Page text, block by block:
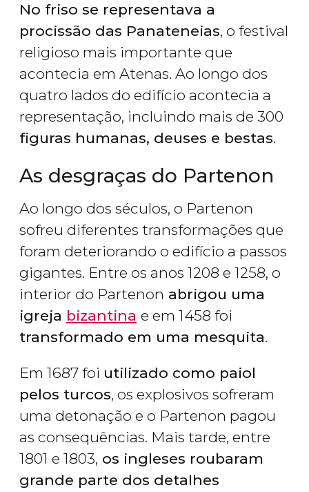
No friso se representava a
procissão das Panateneias, o festival
religioso mais importante que
acontecia em Atenas. Ao longo dos
quatro lados do edifício acontecia a
representação, incluindo mais de 300
figuras humanas, deuses e bestas.
As desgraças do Partenon
Ao longo dos séculos, o Partenon
sofreu diferentes transformações que
foram deteriorando o edifício a passos
gigantes. Entre os anos 1208 e 1258, o
interior do Partenon abrigou uma
igreja bizantina e em 1458 foi
transformado em uma mesquita.
Em 1687 foi utilizado como paiol
pelos turcos, os explosivos sofreram
uma detonação e o Partenon pagou
as consequências. Mais tarde, entre
1801 e 1803, os ingleses roubaram
grande parte dos detalhes